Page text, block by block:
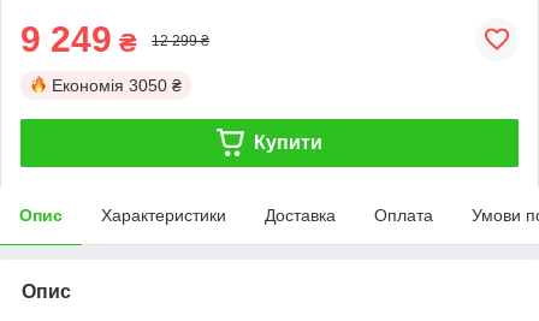
9 249 ₴ 12 299 ₴
Економія 3050 ₴
Купити
Опис Характеристики Доставка Оплата Умови
Опис